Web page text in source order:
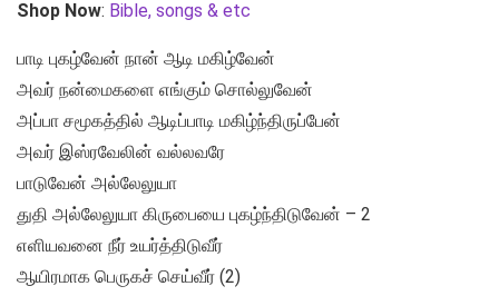
Shop Now: Bible, songs & etc
பாடி புகழ்வேன் நான் ஆடி மகிழ்வேன்
அவர் நன்மைகளை எங்கும் சொல்லுவேன்
அப்பா சமூகத்தில் ஆடிப்பாடி மகிழ்ந்திருப்பேன்
அவர் இஸ்ரவேலின் வல்லவரே
பாடுவேன் அல்லேலுயா
துதி அல்லேலுயா கிருபையை புகழ்ந்திடுவேன் – 2
எளியவனை நீர் உயர்த்திடுவீர்
ஆயிரமாக பெருகச் செய்வீர் (2)